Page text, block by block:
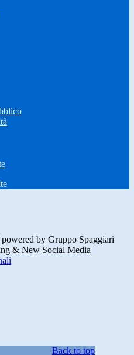
by Gruppo Spaggiari
& New Social Media
Back to top